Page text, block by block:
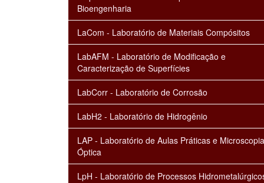
Bioengenharia
LaCom - Laboratório de Materiais Compósitos
LabAFM - Laboratório de Modificação e
Caracterização de Superfícies
LabCorr - Laboratório de Corrosão
LabH2 - Laboratório de Hidrogênio
LAP - Laboratório de Aulas Práticas e Microscopia
Óptica
LpH - Laboratório de Processos